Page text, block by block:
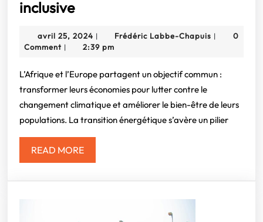
inclusiveOpportunités
Afrique
les
entrepreneurs
français
du
secteur
de
l’énergie
:
avril 25, 2024 avril
25,
| Frédéric Labbe-Chapuis Frédéric
|
0
Comment | 2:39 pm
L’Afrique et l’Europe partagent un objectif commun :
transformer leurs économies pour lutter contre le
changement climatique et améliorer le bien-être de leurs
populations. La transition énergétique s’avère un pilier
READ MOREREAD
MORE